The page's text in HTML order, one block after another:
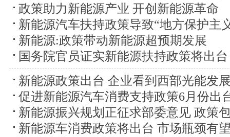
政策助力新能源产业 开创新能源革命
新能源汽车扶持政策导致“地方保护主
新能源:政策带动新能源超预期发展
国务院官员证实新能源扶持政策将出台
新能源政策出台 企业看到西部光能发
促进新能源汽车消费支持政策6月份出
新能源振兴规划正征求部委意见 政策
新能源车消费政策将出台 市场瓶颈有